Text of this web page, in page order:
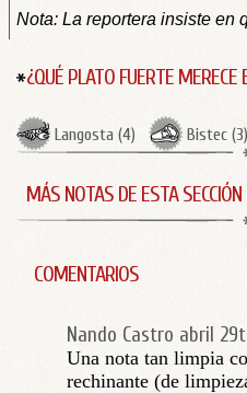
Nota: La reportera insiste en
¿QUÉ PLATO FUERTE MERECE
Langosta (4) Bistec (3)
MÁS NOTAS DE ESTA SECCIÓN
COMENTARIOS
Nando Castro abril
Una nota tan limpia
rechinante (de